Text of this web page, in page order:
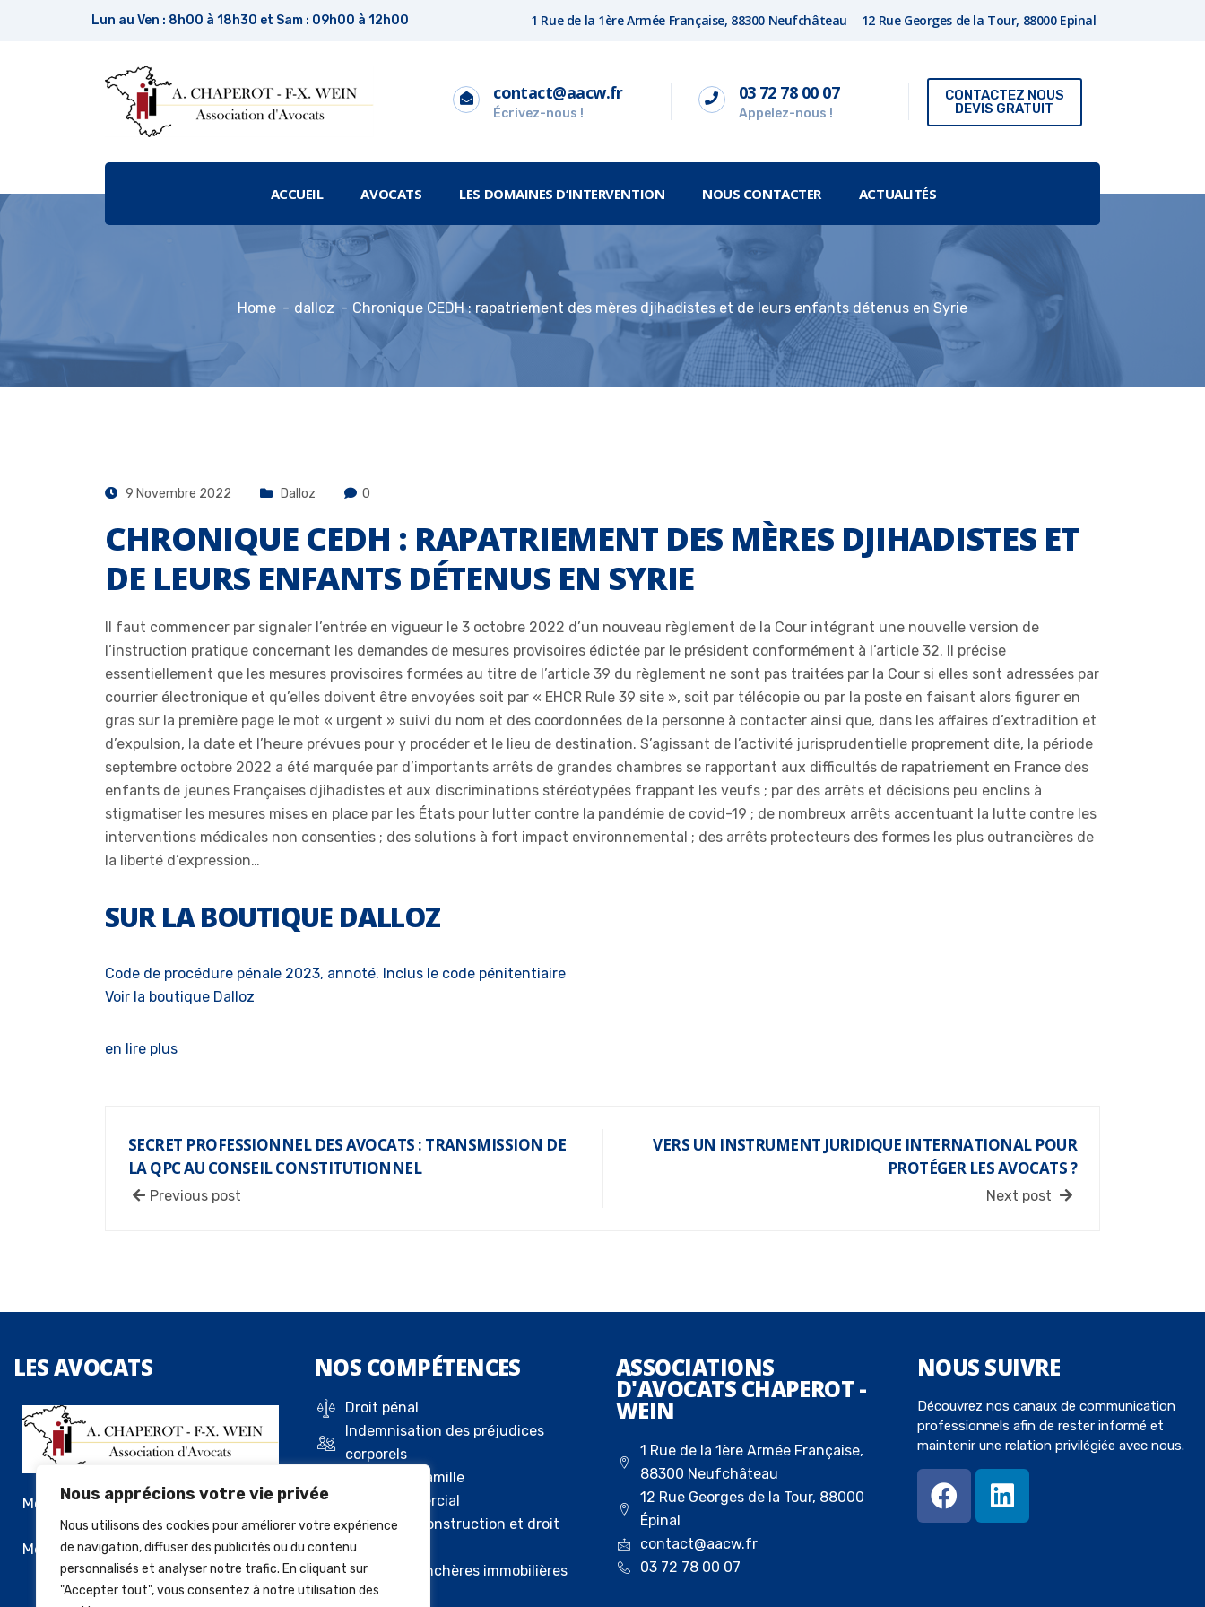
Nous apprécions votre vie privée
Nous utilisons des cookies pour améliorer votre expérience
de navigation, diffuser des publicités ou du contenu
personnalisés et analyser notre trafic. En cliquant sur
"Accepter tout", vous consentez à notre utilisation des
Lun au Ven : 8h00 à 18h30 et Sam : 09h00 à 12h00 1 Rue de la 1ère Armée Française, 88300 Neufchâteau 12 Rue Georges de la Tour, 88000 Epinal
contact@aacw.fr
Écrivez-nous !
03 72 78 00 07
Appelez-nous !
CONTACTEZ NOUS
DEVIS GRATUIT
ACCUEIL AVOCATS LES DOMAINES D’INTERVENTION NOUS CONTACTER ACTUALITÉS
Home dalloz Chronique CEDH : rapatriement des mères djihadistes et de leurs enfants détenus en Syrie
9 Novembre 2022 Dalloz 0
CHRONIQUE CEDH : RAPATRIEMENT DES MÈRES DJIHADISTES ET
DE LEURS ENFANTS DÉTENUS EN SYRIE
Il faut commencer par signaler l’entrée en vigueur le 3 octobre 2022 d’un nouveau règlement de la Cour intégrant une nouvelle version de
l’instruction pratique concernant les demandes de mesures provisoires édictée par le président conformément à l’article 32. Il précise
essentiellement que les mesures provisoires formées au titre de l’article 39 du règlement ne sont pas traitées par la Cour si elles sont adressées par
courrier électronique et qu’elles doivent être envoyées soit par « EHCR Rule 39 site », soit par télécopie ou par la poste en faisant alors figurer en
gras sur la première page le mot « urgent » suivi du nom et des coordonnées de la personne à contacter ainsi que, dans les affaires d’extradition et
d’expulsion, la date et l’heure prévues pour y procéder et le lieu de destination. S’agissant de l’activité jurisprudentielle proprement dite, la période
septembre octobre 2022 a été marquée par d’importants arrêts de grandes chambres se rapportant aux difficultés de rapatriement en France des
enfants de jeunes Françaises djihadistes et aux discriminations stéréotypées frappant les veufs ; par des arrêts et décisions peu enclins à
stigmatiser les mesures mises en place par les États pour lutter contre la pandémie de covid-19 ; de nombreux arrêts accentuant la lutte contre les
interventions médicales non consenties ; des solutions à fort impact environnemental ; des arrêts protecteurs des formes les plus outrancières de
la liberté d’expression…
SUR LA BOUTIQUE DALLOZ
Code de procédure pénale 2023, annoté. Inclus le code pénitentiaire
Voir la boutique Dalloz
en lire plus
SECRET PROFESSIONNEL DES AVOCATS : TRANSMISSION DE
LA QPC AU CONSEIL CONSTITUTIONNEL
Previous post
VERS UN INSTRUMENT JURIDIQUE INTERNATIONAL POUR
PROTÉGER LES AVOCATS ?
Next post
LESAVOCATS
Me Alexandre Chaperot
Me François-Xavier Wein
NOS COMPÉTENCES
Droit pénal
Indemnisation des préjudices
corporels
Droit de la famille
Droit commercial
Droit de la construction et droit
locatif
Vente aux enchères immobilières
ASSOCIATIONS
D'AVOCATS CHAPEROT -
WEIN
1 Rue de la 1ère Armée Française,
88300 Neufchâteau
12 Rue Georges de la Tour, 88000
Épinal
contact@aacw.fr
03 72 78 00 07
NOUS SUIVRE
Découvrez nos canaux de communication
professionnels afin de rester informé et
maintenir une relation privilégiée avec nous.